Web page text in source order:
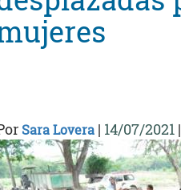
Sara Lovera | 14/07/2021 |